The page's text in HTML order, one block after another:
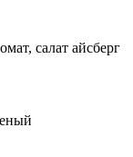
салат айсберг